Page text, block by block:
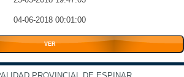
04-06-2018 00:01:00
VER